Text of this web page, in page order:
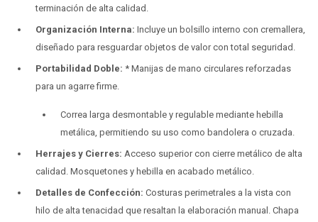
terminación de alta calidad.
Organización Interna: Incluye un bolsillo interno con cremallera,
diseñado para resguardar objetos de valor con total seguridad.
Portabilidad Doble: * Manijas de mano circulares reforzadas
para un agarre firme.
Correa larga desmontable y regulable mediante hebilla
metálica, permitiendo su uso como bandolera o cruzada.
Herrajes y Cierres: Acceso superior con cierre metálico de alta
calidad. Mosquetones y hebilla en acabado metálico.
Detalles de Confección: Costuras perimetrales a la vista con
hilo de alta tenacidad que resaltan la elaboración manual. Chapa